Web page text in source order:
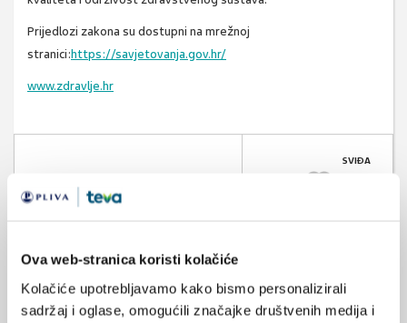
Ova web-stranica koristi kolačiće
Kolačiće upotrebljavamo kako bismo personalizirali
sadržaj i oglase, omogućili značajke društvenih medija i
Prijedlozi zakona su dostupni na mrežnoj
stranici:https://savjetovanja.gov.hr/
www.zdravlje.hr
rasprava
SVIĐA